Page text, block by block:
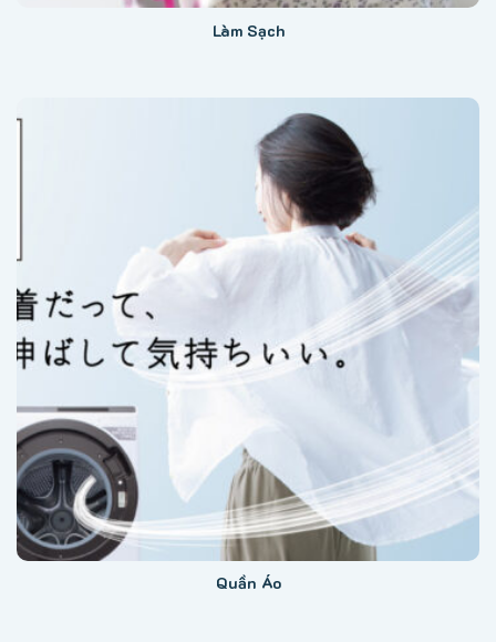
Làm Sạch
Quần Áo